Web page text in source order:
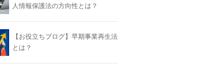
人情報保護法の方向性とは？
【お役立ちブログ】早期事業再生法
とは？